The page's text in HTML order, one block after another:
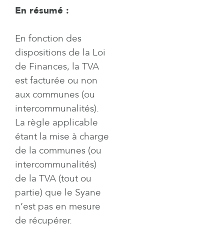
En résumé :
En fonction des
dispositions de la Loi
de Finances, la TVA
est facturée ou non
aux communes (ou
intercommunalités).
La règle applicable
étant la mise à charge
de la communes (ou
intercommunalités)
de la TVA (tout ou
partie) que le Syane
n’est pas en mesure
de récupérer.